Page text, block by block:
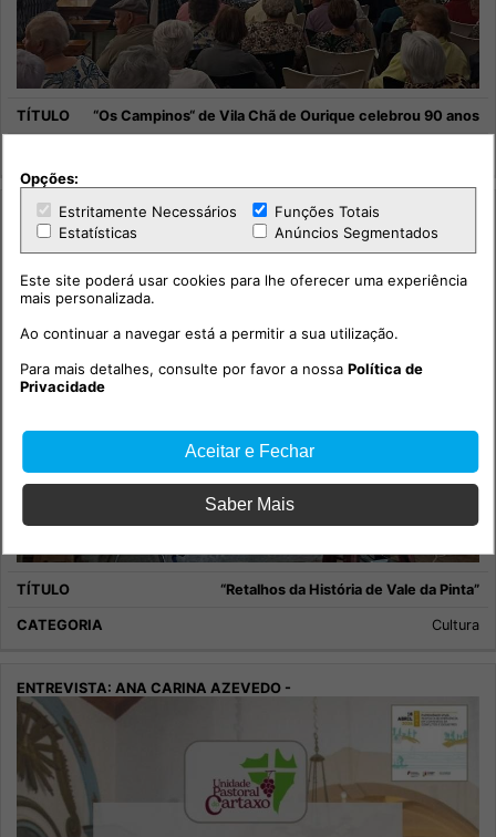
“Os Campinos“ de Vila Chã de Ourique celebrou 90 anos
“Retalhos da História de Vale da Pinta”
Cultura
Opções:
Estritamente Necessários
Funções Totais
Estatísticas
Anúncios Segmentados
Este site poderá usar cookies para lhe oferecer uma experiência
mais personalizada.
Ao continuar a navegar está a permitir a sua utilização.
Para mais detalhes, consulte por favor a nossaPolítica de
Privacidade
Aceitar e Fechar
Saber Mais